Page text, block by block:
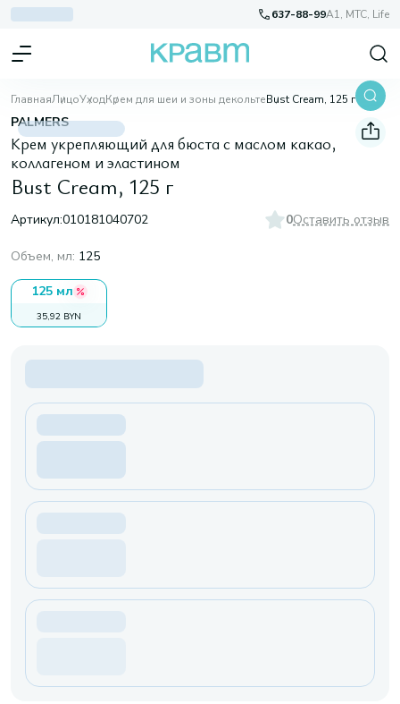
637-88-99A1, МТС, Life
ГлавнаяЛицоУходКрем для шеи и зоны декольтеBust Cream, 125 г
PALMERS
Крем укрепляющий для бюста с маслом какао,
коллагеном и эластином
Bust Cream, 125 г
Артикул:010181040702 0Оставить отзыв
Объем, мл: 125
125 мл
35,92 BYN